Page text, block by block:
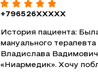
+796526XXXXX
История пациента:
мануального
Владислава
«Ниармедик». Хочу